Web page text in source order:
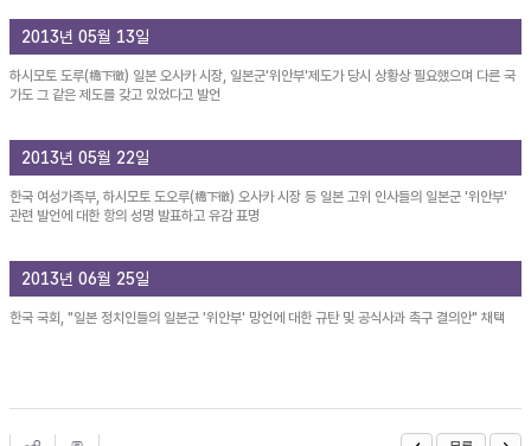
2013년 05월 13일
하시모토 도루(橋下徹) 일본 오사카 시장, 일본군'위안부'제도가 당시 상황상 필요했으며 다른 국
가도 그 같은 제도를 갖고 있었다고 발언
2013년 05월 22일
한국 여성가족부, 하시모토 도오루(橋下徹) 오사카 시장 등 일본 고위 인사들의 일본군 '위안부'
관련 발언에 대한 항의 성명 발표하고 유감 표명
2013년 06월 25일
한국 국회, "일본 정치인들의 일본군 '위안부' 망언에 대한 규탄 및 공식사과 촉구 결의안" 채택